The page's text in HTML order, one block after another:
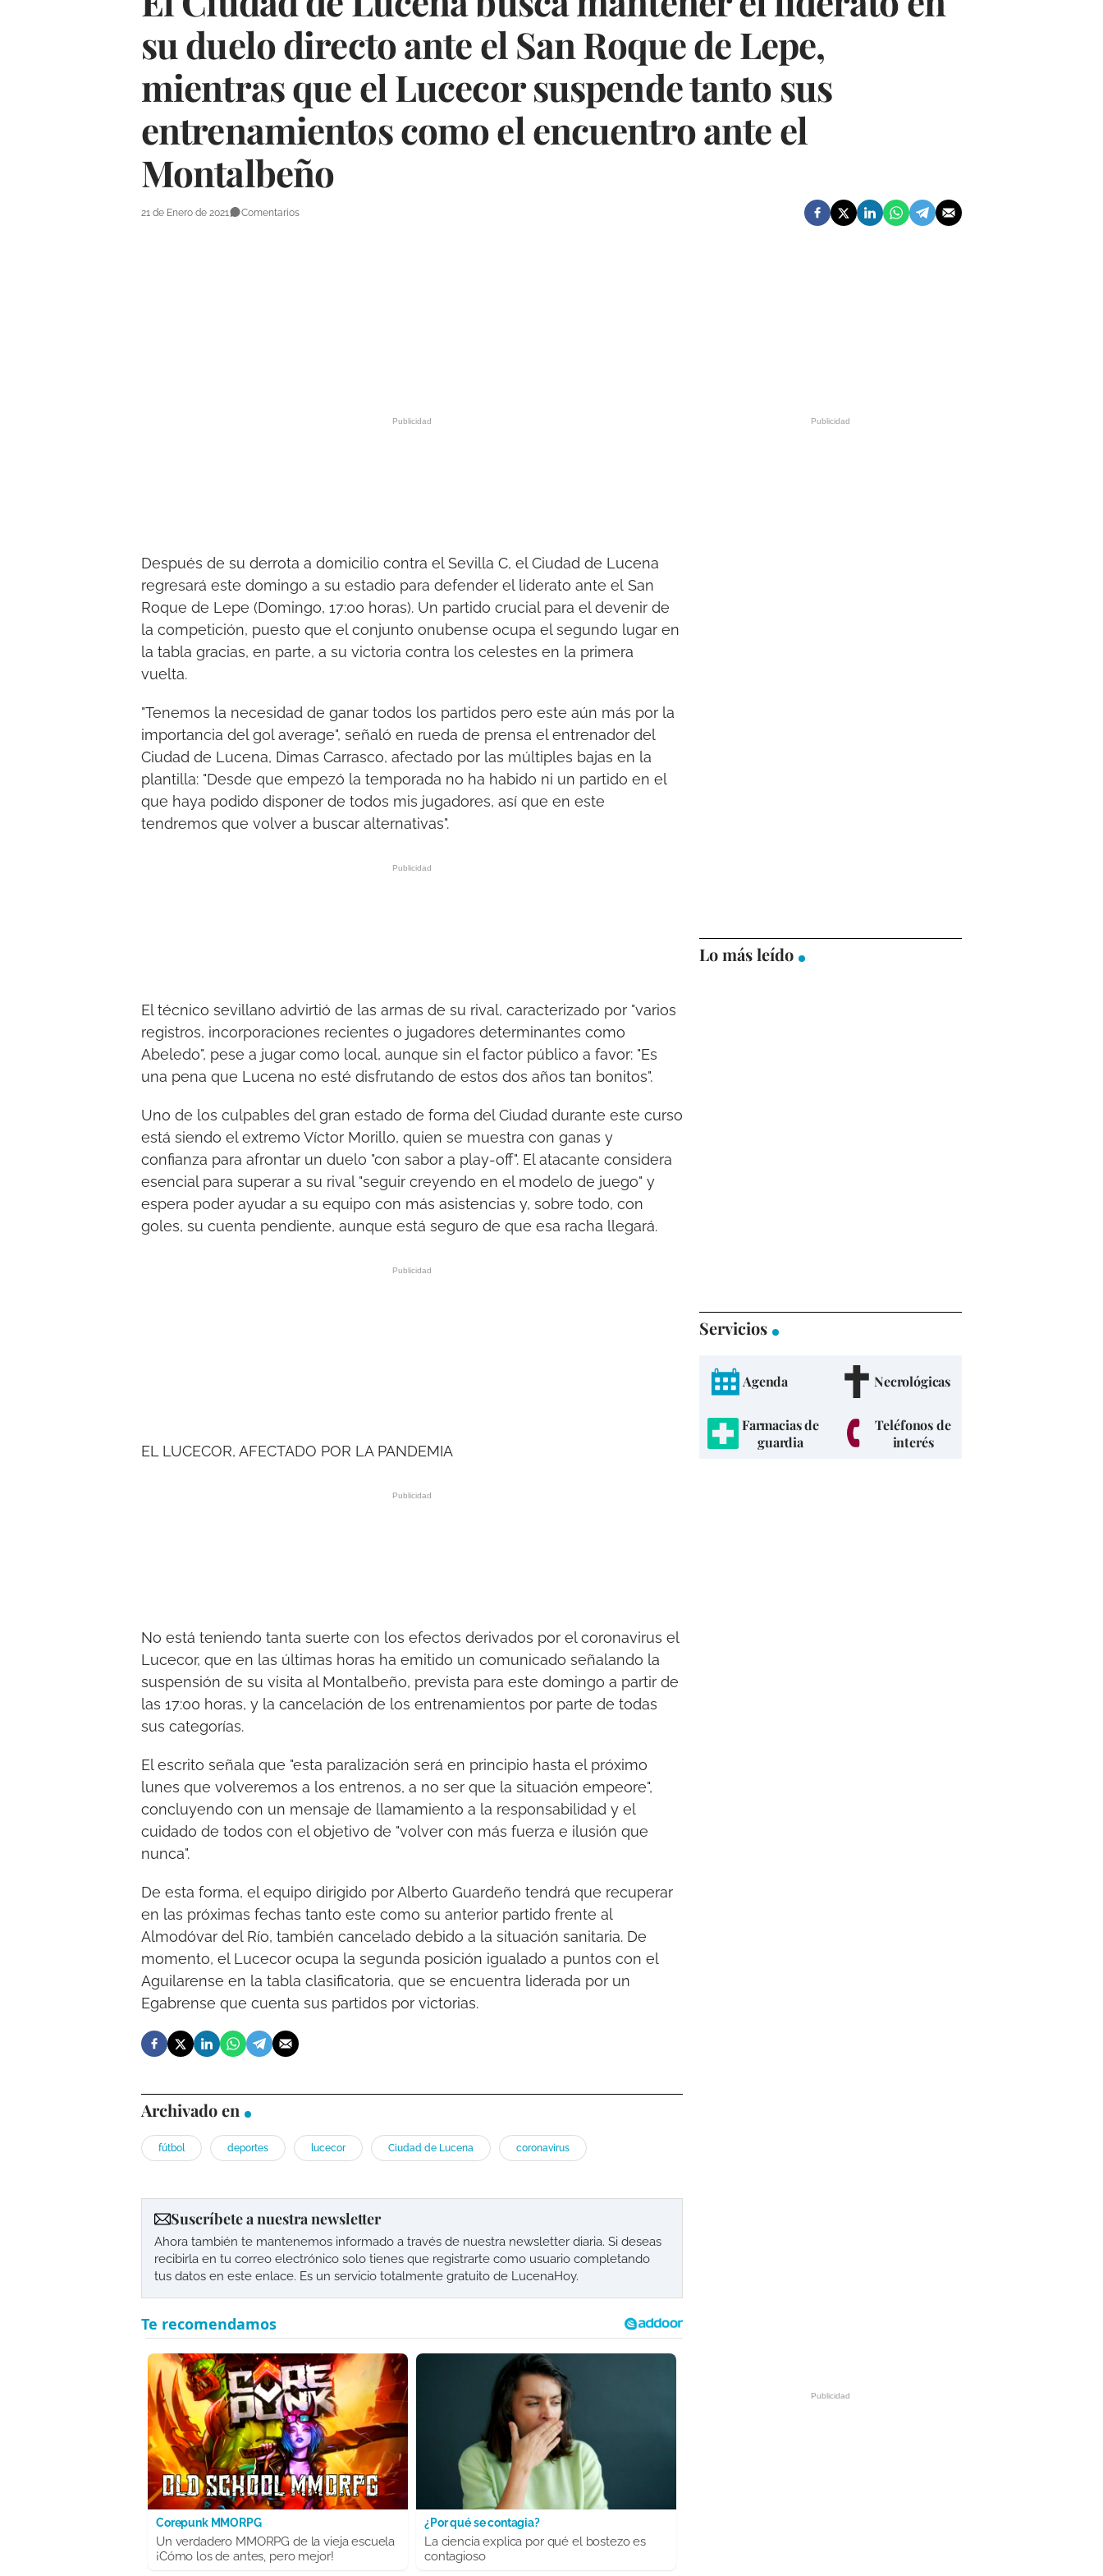
su duelo directo ante el San Roque de Lepe,
mientras que el Lucecor suspende tanto sus
entrenamientos como el encuentro ante el
Montalbeño
21 de Enero de 2021 Comentarios
Después de su derrota a domicilio contra el Sevilla C, el Ciudad de Lucena
regresará este domingo a su estadio para defender el liderato ante el San
Roque de Lepe (Domingo, 17:00 horas). Un partido crucial para el devenir de
la competición, puesto que el conjunto onubense ocupa el segundo lugar en
la tabla gracias, en parte, a su victoria contra los celestes en la primera
vuelta.
"Tenemos la necesidad de ganar todos los partidos pero este aún más por la
importancia del gol average", señaló en rueda de prensa el entrenador del
Ciudad de Lucena, Dimas Carrasco, afectado por las múltiples bajas en la
plantilla: "Desde que empezó la temporada no ha habido ni un partido en el
que haya podido disponer de todos mis jugadores, así que en este
tendremos que volver a buscar alternativas".
El técnico sevillano advirtió de las armas de su rival, caracterizado por "varios
registros, incorporaciones recientes o jugadores determinantes como
Abeledo", pese a jugar como local, aunque sin el factor público a favor: "Es
una pena que Lucena no esté disfrutando de estos dos años tan bonitos".
Uno de los culpables del gran estado de forma del Ciudad durante este curso
está siendo el extremo Víctor Morillo, quien se muestra con ganas y
confianza para afrontar un duelo "con sabor a play-off". El atacante considera
esencial para superar a su rival "seguir creyendo en el modelo de juego" y
espera poder ayudar a su equipo con más asistencias y, sobre todo, con
goles, su cuenta pendiente, aunque está seguro de que esa racha llegará.
EL LUCECOR, AFECTADO POR LA PANDEMIA
No está teniendo tanta suerte con los efectos derivados por el coronavirus el
Lucecor, que en las últimas horas ha emitido un comunicado señalando la
suspensión de su visita al Montalbeño, prevista para este domingo a partir de
las 17:00 horas, y la cancelación de los entrenamientos por parte de todas
sus categorías.
El escrito señala que "esta paralización será en principio hasta el próximo
lunes que volveremos a los entrenos, a no ser que la situación empeore",
concluyendo con un mensaje de llamamiento a la responsabilidad y el
cuidado de todos con el objetivo de "volver con más fuerza e ilusión que
nunca".
De esta forma, el equipo dirigido por Alberto Guardeño tendrá que recuperar
en las próximas fechas tanto este como su anterior partido frente al
Almodóvar del Río, también cancelado debido a la situación sanitaria. De
momento, el Lucecor ocupa la segunda posición igualado a puntos con el
Aguilarense en la tabla clasificatoria, que se encuentra liderada por un
Egabrense que cuenta sus partidos por victorias.
Archivado en
fútbol deportes lucecor Ciudad de Lucena coronavirus
Suscríbete a nuestra newsletter
Ahora también te mantenemos informado a través de nuestra newsletter diaria. Si deseas
recibirla en tu correo electrónico solo tienes que registrarte como usuario completando
tus datos en este enlace. Es un servicio totalmente gratuito de LucenaHoy.
Corepunk MMORPG
Un verdadero MMORPG de la vieja escuela
¡Cómo los de antes, pero mejor!
¿Por qué se contagia?
La ciencia explica por qué el bostezo es
contagioso
Lo más leído
Servicios
Agenda Necrológicas
Farmacias de
guardia
Teléfonos de
interés